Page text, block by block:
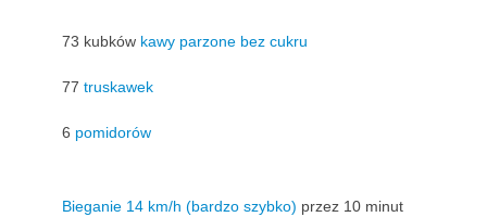
73 kubków kawy parzone bez cukru
77 truskawek
6 pomidorów
Bieganie 14 km/h (bardzo szybko) przez 10 minut